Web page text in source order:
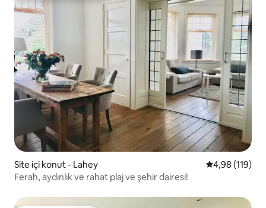
Site içi konut - Lahey 5 üzerinden
4,98 (119)
Ferah, aydınlık ve rahat plaj ve şehir dairesi!